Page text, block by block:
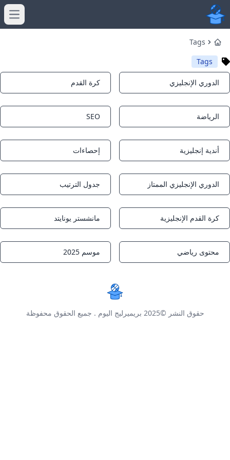
Home
Tags
Tags
Notifications
الدوري الإنجليزي Notifications
كرة القدم
Notifications
الرياضة Notifications
SEO
Notifications
أندية إنجليزية Notifications
إحصاءات
Notifications
الدوري الإنجليزي الممتاز Notifications
جدول الترتيب
Notifications
كرة القدم الإنجليزية Notifications
مانشستر يونايتد
Notifications
محتوى رياضي Notifications
موسم 2025
حقوق النشر ©2025 بريميرليج اليوم . جميع الحقوق محفوظة